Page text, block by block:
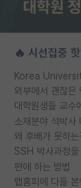
🔥 시선집중
외부에서 괜찮은
소재분야 석박사
편애 하는 방법
랩홈피에 다들